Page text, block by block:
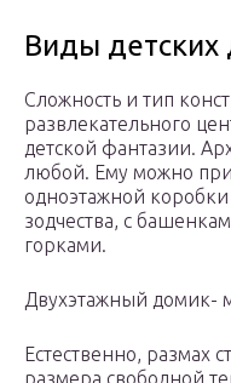
Виды детских
Сложность и тип
развлекательного
детской фантазии.
любой. Ему можно
одноэтажной
зодчества, с
горками.
Двухэтажный домик-
Естественно, размах
размера свободной